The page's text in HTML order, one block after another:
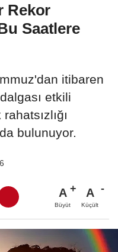
Rekor
Saatlere
itibaren
etkili
bulunuyor.
A
Büyüt
A
Küçült